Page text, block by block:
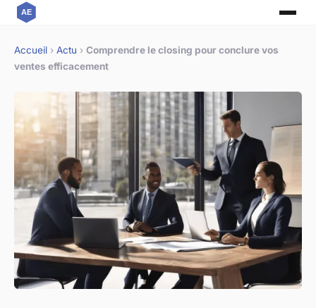
Accueil › Actu › Comprendre le closing pour conclure vos
ventes efficacement